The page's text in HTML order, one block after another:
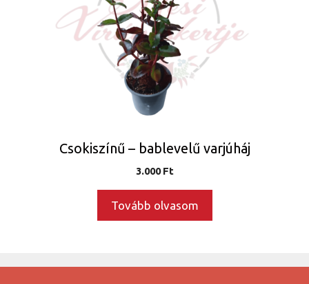
Csokiszínű – bablevelű varjúháj
3.000Ft
Tovább olvasom